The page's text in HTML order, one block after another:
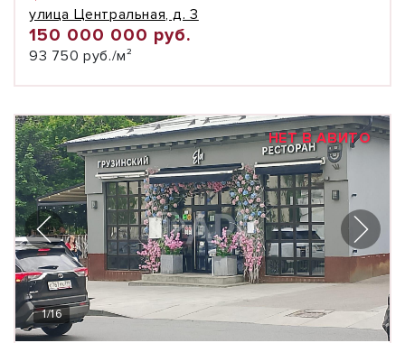
улица Центральная, д. 3
150 000 000 руб.
93 750 руб./м²
НЕТ В АВИТО
1/16